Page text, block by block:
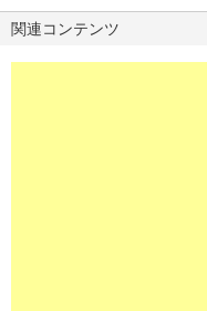
関連コンテンツ